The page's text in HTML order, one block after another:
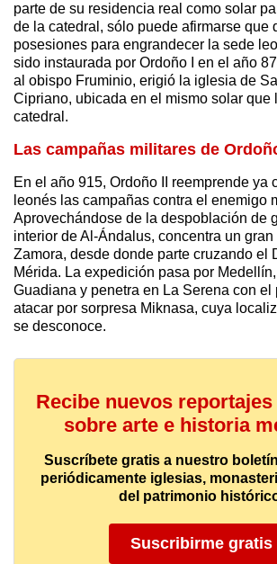
parte de su residencia real como solar
de la catedral, sólo puede afirmarse que
posesiones para engrandecer la sede
sido instaurada por Ordoño I en el año
al obispo Fruminio, erigió la iglesia de
Cipriano, ubicada en el mismo solar que
catedral.
Las campañas militares de
En el año 915, Ordoño II reemprende ya
leonés las campañas contra el enemigo
Aprovechándose de la despoblación de
interior de Al-Ándalus, concentra un gran
Zamora, desde donde parte cruzando el
Mérida. La expedición pasa por
Guadiana y penetra en La Serena con el
atacar por sorpresa Miknasa, cuya
se desconoce.
Recibe nuevos
sobre arte e historia
Suscríbete gratis a nuestro
periódicamente iglesias,
del patrimonio
Suscribirme gratis